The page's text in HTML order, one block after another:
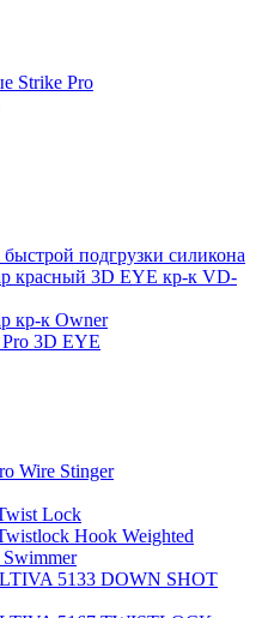
Strike Pro
подгрузки силикона
красный 3D EYE кр-к VD-
кр-к Owner
Pro 3D EYE
Wire Stinger
Lock
Hook Weighted
5133 DOWN SHOT